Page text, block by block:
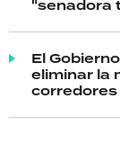
"senadora
El
eliminar la